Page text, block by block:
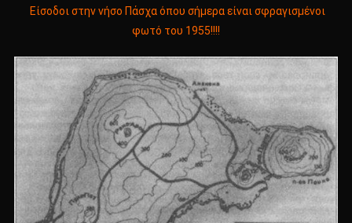
Είσοδοι στην νήσο Πάσχα όπου σήμερα είναι σφραγισμένοι
φωτό του 1955!!!!